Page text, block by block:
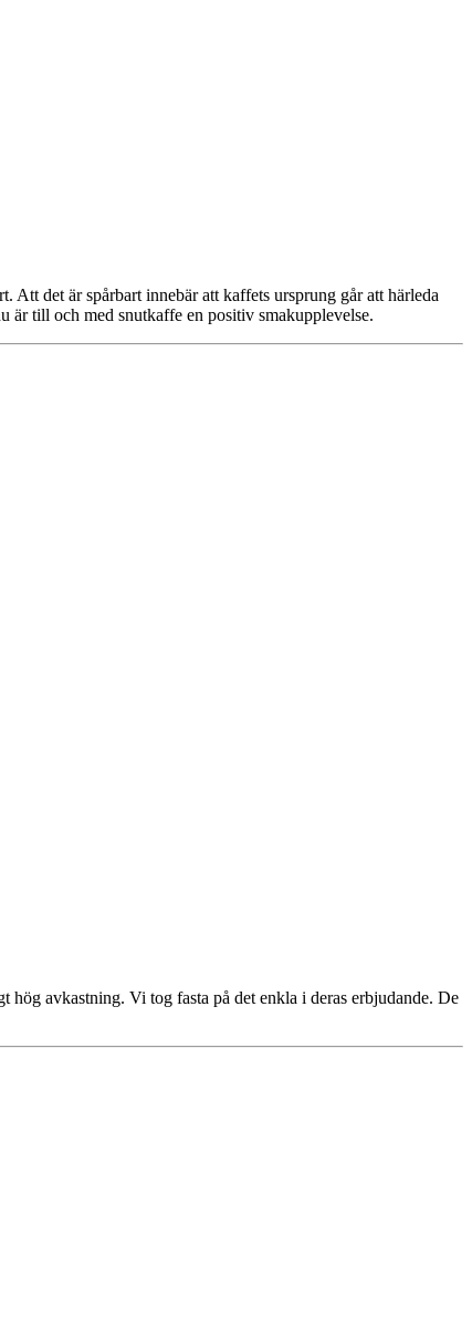
det är spårbart innebär att kaffets ursprung går att härleda
till och med snutkaffe en positiv smakupplevelse.
hög avkastning. Vi tog fasta på det enkla i deras erbjudande. De